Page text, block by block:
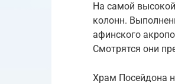
На самой
колонн.
афинского
Смотрятся они
Храм Посейдона